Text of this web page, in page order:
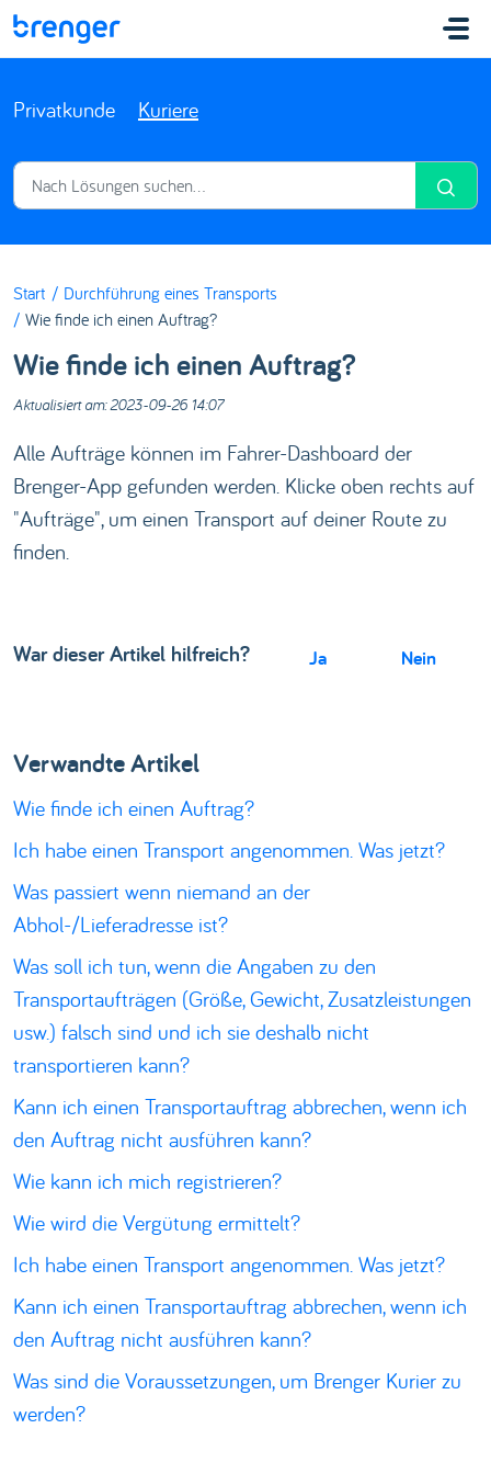
Privatkunde Kuriere
Start
Durchführung eines Transports
Wie finde ich einen Auftrag?
Wie finde ich einen Auftrag?
Aktualisiert am: 2023-09-26 14:07
Alle Aufträge können im Fahrer-Dashboard der
Brenger-App gefunden werden. Klicke oben rechts auf
"Aufträge", um einen Transport auf deiner Route zu
finden.
War dieser Artikel hilfreich? Nein
Ja
Verwandte Artikel
Wie finde ich einen Auftrag?
Ich habe einen Transport angenommen. Was jetzt?
Was passiert wenn niemand an der
Abhol-/Lieferadresse ist?
Was soll ich tun, wenn die Angaben zu den
Transportaufträgen (Größe, Gewicht, Zusatzleistungen
usw.) falsch sind und ich sie deshalb nicht
transportieren kann?
Kann ich einen Transportauftrag abbrechen, wenn ich
den Auftrag nicht ausführen kann?
Wie kann ich mich registrieren?
Wie wird die Vergütung ermittelt?
Ich habe einen Transport angenommen. Was jetzt?
Kann ich einen Transportauftrag abbrechen, wenn ich
den Auftrag nicht ausführen kann?
Was sind die Voraussetzungen, um Brenger Kurier zu
werden?